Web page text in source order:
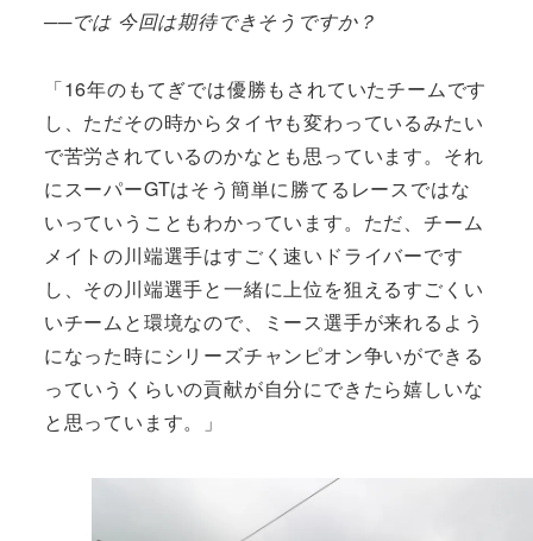
──では 今回は期待できそうですか？
「16年のもてぎでは優勝もされていたチームです
し、ただその時からタイヤも変わっているみたい
で苦労されているのかなとも思っています。それ
にスーパーGTはそう簡単に勝てるレースではな
いっていうこともわかっています。ただ、チーム
メイトの川端選手はすごく速いドライバーです
し、その川端選手と一緒に上位を狙えるすごくい
いチームと環境なので、ミース選手が来れるよう
になった時にシリーズチャンピオン争いができる
っていうくらいの貢献が自分にできたら嬉しいな
と思っています。」